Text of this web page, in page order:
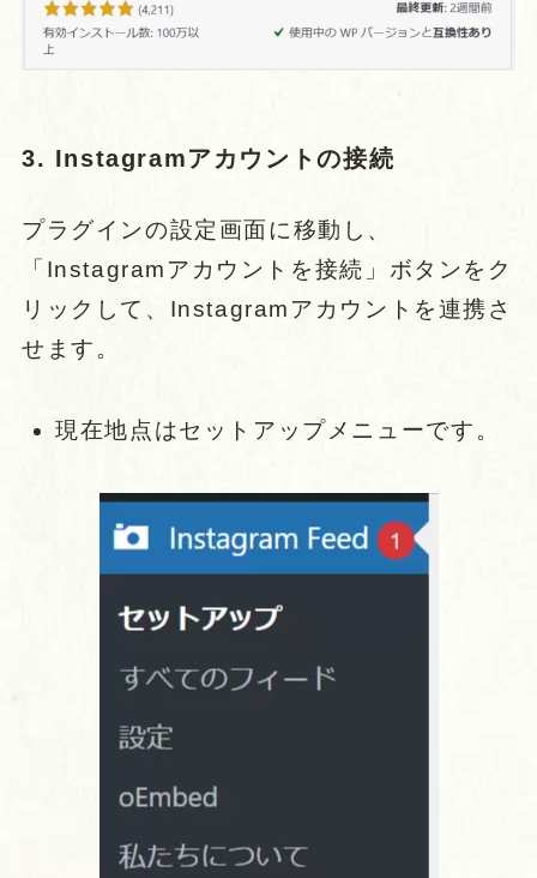
3. Instagramアカウントの接続
プラグインの設定画面に移動し、
「Instagramアカウントを接続」ボタンをク
リックして、Instagramアカウントを連携さ
せます。
現在地点はセットアップメニューです。